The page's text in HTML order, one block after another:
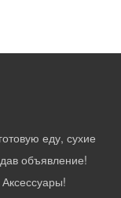
еду, сухие
объявление!